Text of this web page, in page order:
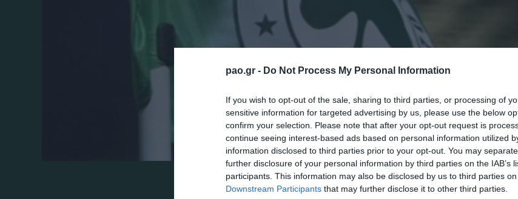
pao.gr - Do Not Process My Personal Information
If you wish to opt-out of the sale, sharing to third parties, or processing of
sensitive information for targeted advertising by us, please use the below
confirm your selection. Please note that after your opt-out request is
continue seeing interest-based ads based on personal information utilized
information disclosed to third parties prior to your opt-out. You may
further disclosure of your personal information by third parties on the IAB’s
participants. This information may also be disclosed by us to third parties
Downstream Participants that may further disclose it to other third parties.
Το σημερινό πρόγραμμα στο αθλητικό κέντρο της Παιανίας, προέβλεπε δύο προπονήσεις